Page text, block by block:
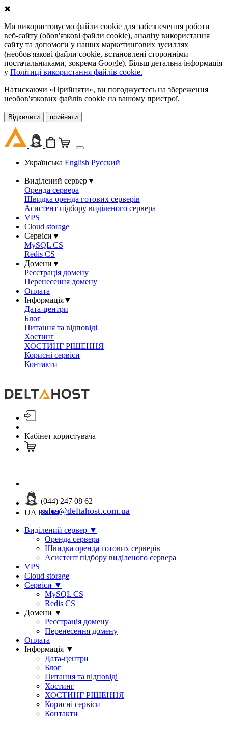
✖
Ми використовуємо файли cookie для забезпечення роботи
веб-сайту (обов'язкові файли cookie), аналізу використання
сайту та допомоги у наших маркетингових зусиллях
(необов'язкові файли cookie, встановлені сторонніми
постачальниками, зокрема Google). Більш детальна інформація
у Політиці використання файлів cookie.
Натискаючи «Прийняти», ви погоджуєтесь на збереження
необов'язкових файлів cookie на вашому пристрої.
Відхилити прийняти
Українська English Русский
Виділений сервер▼
Оренда сервера
Швидка оренда готових серверів
Асистент підбору виділеного сервера
VPS
Cloud storage
Сервіси ▼
MySQL CS
Redis CS
Домени ▼
Реєстрація домену
Перенесення домену
Оплата
Інформація▼
Дата-центри
Блог
Питання та відповіді
Хостинг
ХОСТИНГ РІШЕННЯ
Корисні сервіси
Контакти
Кабінет користувача
(044) 247 08 62
sales@deltahost.com.ua
UA EN RU
Виділений сервер ▼
Оренда сервера
Швидка оренда готових серверів
Асистент підбору виділеного сервера
VPS
Cloud storage
Сервіси ▼
MySQL CS
Redis CS
Домени ▼
Реєстрація домену
Перенесення домену
Оплата
Інформація ▼
Дата-центри
Блог
Питання та відповіді
Хостинг
ХОСТИНГ РІШЕННЯ
Корисні сервіси
Контакти